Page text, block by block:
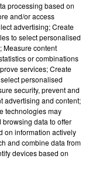
de la tour
désaccords
: encore
avant
processing based on
and/or access
advertising; Create
to select personalised
Measure content
or combinations
services; Create
personalised
security, prevent and
advertising and content;
technologies may
data to offer
on information actively
and combine data from
devices based on